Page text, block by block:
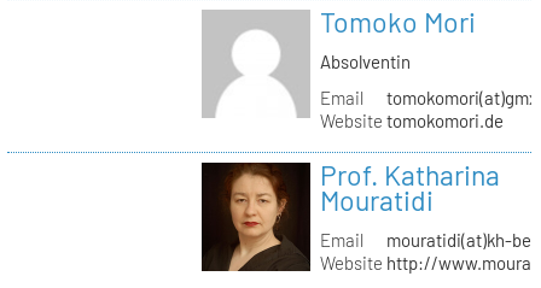
Tomoko Mori
Absolventin
Email
Website tomokomori.de
Prof. Katharina
Mouratidi
Email
mouratidi(at)kh-
Website http://